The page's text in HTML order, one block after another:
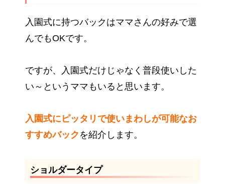
入園式に持つバックはママさんの好みで選
んでもOKです。
ですが、入園式だけじゃなく普段使いした
い～というママもいると思います。
入園式にピッタリで使いまわしが可能なお
すすめバック を紹介します。
ショルダータイプ